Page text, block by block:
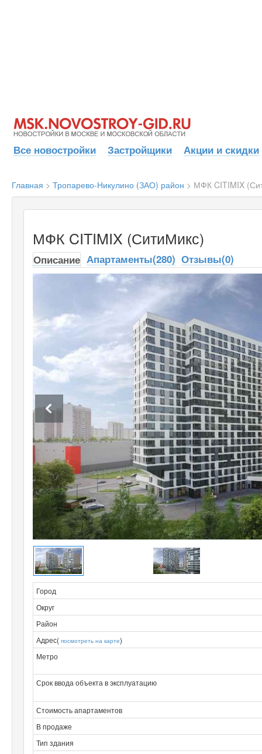
Все новостройки Застройщики Акции и скидки
Главная > Тропарево-Никулино (ЗАО) район > МФК CITIMIX
МФК CITIMIX (СитиМикс)
Описание Апартаменты(280) Отзывы(0)
Город
Округ
Район
Адрес( посмотреть на карте)
Метро
Срок ввода объекта в эксплуатацию
Стоимость апартаментов
В продаже
Тип здания